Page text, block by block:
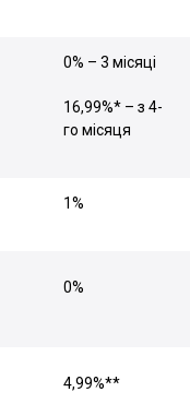
0% – 3 місяці
16,99%* – з 4-
го місяця
1%
0%
4,99%**